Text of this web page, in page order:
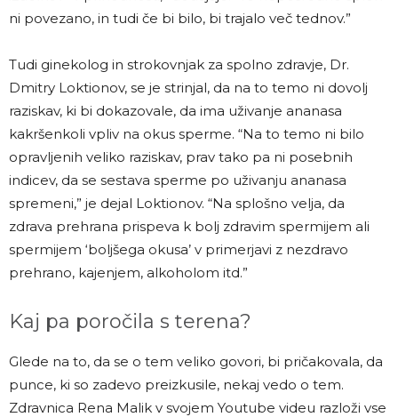
ni povezano, in tudi če bi bilo, bi trajalo več tednov.”
Tudi ginekolog in strokovnjak za spolno zdravje, Dr.
Dmitry Loktionov, se je strinjal, da na to temo ni dovolj
raziskav, ki bi dokazovale, da ima uživanje ananasa
kakršenkoli vpliv na okus sperme. “Na to temo ni bilo
opravljenih veliko raziskav, prav tako pa ni posebnih
indicev, da se sestava sperme po uživanju ananasa
spremeni,” je dejal Loktionov. “Na splošno velja, da
zdrava prehrana prispeva k bolj zdravim spermijem ali
spermijem ‘boljšega okusa’ v primerjavi z nezdravo
prehrano, kajenjem, alkoholom itd.”
Kaj pa poročila s terena?
Glede na to, da se o tem veliko govori, bi pričakovala, da
punce, ki so zadevo preizkusile, nekaj vedo o tem.
Zdravnica Rena Malik v svojem Youtube videu razloži vse